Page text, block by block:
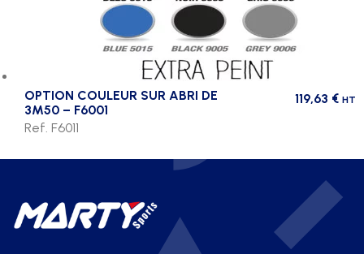
OPTION COULEUR SUR ABRI DE
3M50 – F6001
119,63 € HT
Ref. F6011